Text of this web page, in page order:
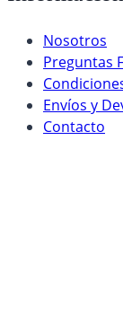
Nosotros
Preguntas
Envíos y
Contacto